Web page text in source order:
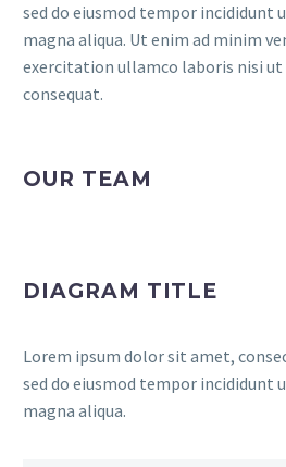
sed do eiusmod tempor incididunt
magna aliqua. Ut enim ad minim
exercitation ullamco laboris nisi ut
consequat.
OUR TEAM
DIAGRAM TITLE
Lorem ipsum dolor sit amet,
sed do eiusmod tempor incididunt
magna aliqua.